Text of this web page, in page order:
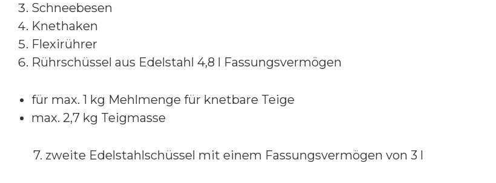
Schneebesen
Knethaken
Flexirührer
Rührschüssel aus Edelstahl 4,8 l Fassungsvermögen
für max. 1 kg Mehlmenge für knetbare Teige
max. 2,7 kg Teigmasse
7. zweite Edelstahlschüssel mit einem Fassungsvermögen von 3 l